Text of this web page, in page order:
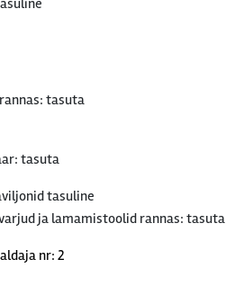
tasuta
tasuta
tasuline
ja lamamistoolid rannas: tasuta
nr: 2